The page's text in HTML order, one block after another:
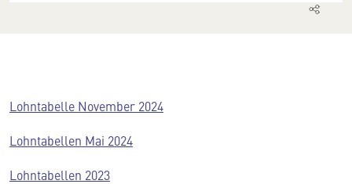
Lohntabelle November 2024
Lohntabellen Mai 2024
Lohntabellen 2023